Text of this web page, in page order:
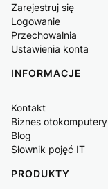
Zarejestruj się
Logowanie
Przechowalnia
Ustawienia konta
INFORMACJE
Kontakt
Biznes otokomputery
Blog
Słownik pojęć IT
PRODUKTY